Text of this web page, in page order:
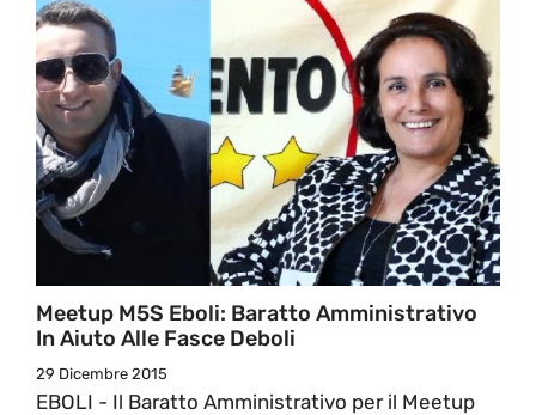
Meetup M5S Eboli: Baratto Amministrativo
In Aiuto Alle Fasce Deboli
29 Dicembre 2015
EBOLI - Il Baratto Amministrativo per il Meetup